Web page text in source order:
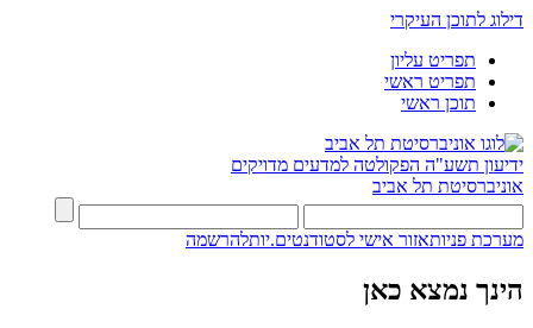
דילוג לתוכן העיקרי
תפריט עליון
תפריט ראשי
תוכן ראשי
ידיעון תשע"ה הפקולטה למדעים מדויקים
אוניברסיטת תל אביב
מערכת פניותאזור אישי לסטודנטים.יותלהרשמה
הינך נמצא כאן